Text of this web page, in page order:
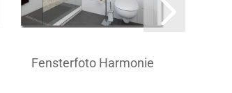
Fensterfoto Harmonie